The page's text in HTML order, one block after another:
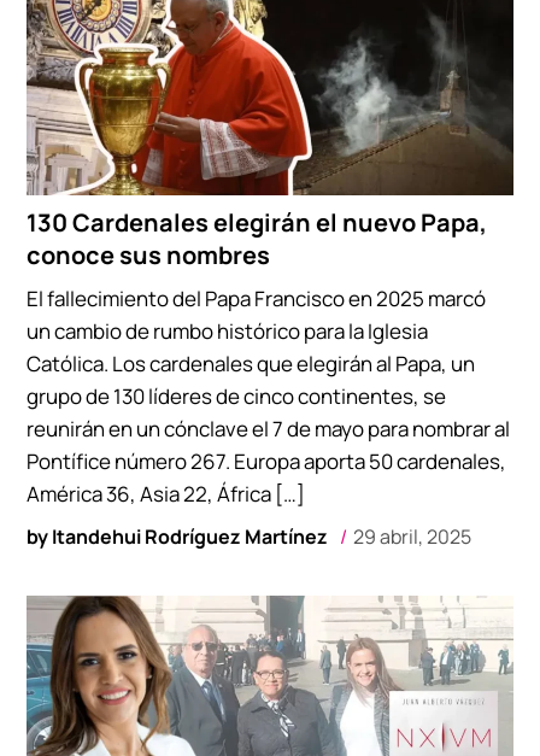
130 Cardenales elegirán el nuevo Papa,
conoce sus nombres
byItandehui Rodríguez Martínez 29 abril, 2025
El fallecimiento del Papa Francisco en 2025 marcó
un cambio de rumbo histórico para la Iglesia
Católica. Los cardenales que elegirán al Papa, un
grupo de 130 líderes de cinco continentes, se
reunirán en un cónclave el 7 de mayo para nombrar al
Pontífice número 267. Europa aporta 50 cardenales,
América 36, Asia 22, África […]